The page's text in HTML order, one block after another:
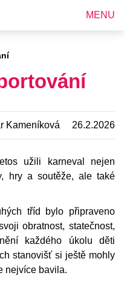
Kameníková 26.2.2026
užili karneval nejen
hry a soutěže, ale také
tříd bylo připraveno
obratnost, statečnost,
každého úkolu děti
stanovišť si ještě mohly
nejvíce bavila.
MENU